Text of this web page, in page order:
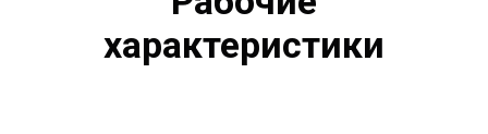
характеристики